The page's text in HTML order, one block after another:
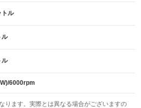
：装備あり
ル
ル
ル
6000rpm
ります。実際とは異なる場合がございますの